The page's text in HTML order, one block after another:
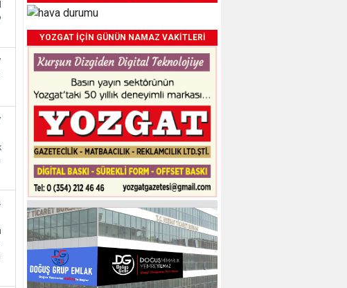
YOZGAT İÇİN GÜNÜN NAMAZ VAKİTLERİ